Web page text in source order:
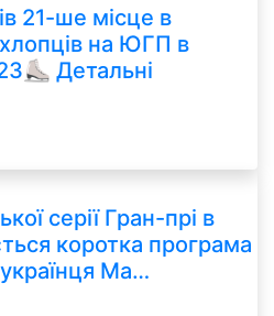
21-ше місце в
хлопців на ЮГП в
Детальні
серії Гран-прі в
коротка програма
Ма…